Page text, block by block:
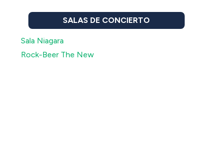
SALAS DE CONCIERTO
Sala Niagara
Rock-Beer The New